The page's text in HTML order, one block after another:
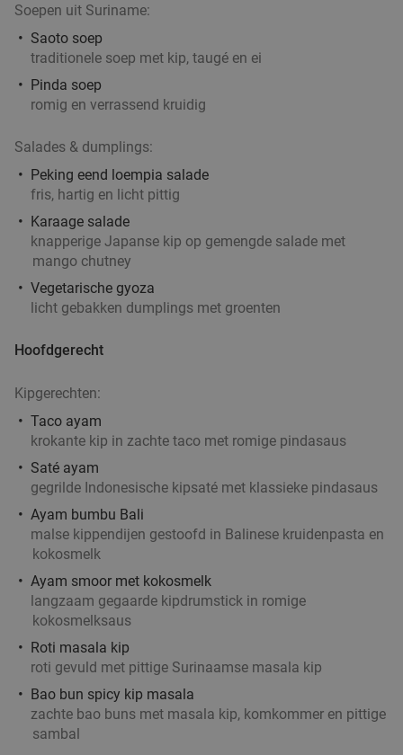
Soepen uit Suriname:
Saoto soep
traditionele soep met kip, taugé en ei
Pinda soep
romig en verrassend kruidig
Salades & dumplings:
Peking eend loempia salade
fris, hartig en licht pittig
Karaage salade
knapperige Japanse kip op gemengde salade met
mango chutney
Vegetarische gyoza
licht gebakken dumplings met groenten
Hoofdgerecht
Kipgerechten:
Taco ayam
krokante kip in zachte taco met romige pindasaus
Saté ayam
gegrilde Indonesische kipsaté met klassieke pindasaus
Ayam bumbu Bali
malse kippendijen gestoofd in Balinese kruidenpasta en
kokosmelk
Ayam smoor met kokosmelk
langzaam gegaarde kipdrumstick in romige
kokosmelksaus
Roti masala kip
roti gevuld met pittige Surinaamse masala kip
Bao bun spicy kip masala
zachte bao buns met masala kip, komkommer en pittige
sambal